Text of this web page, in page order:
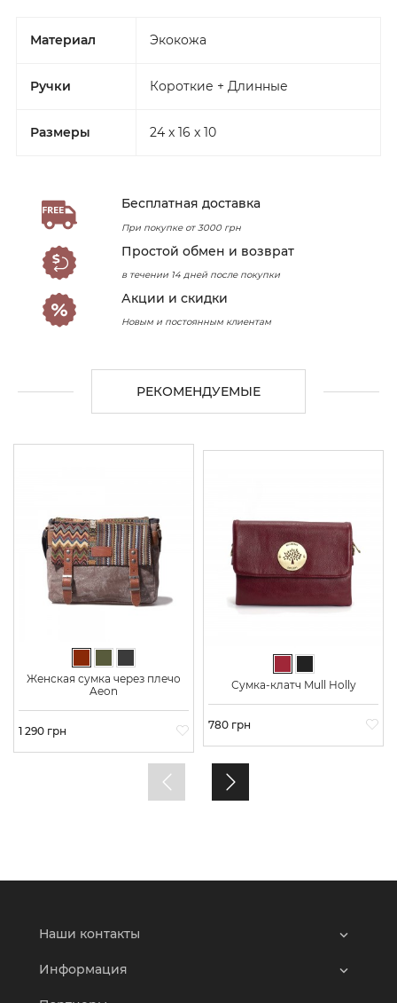
Материал Экокожа
Ручки Короткие + Длинные
Размеры 24 x 16 x 10
Бесплатная доставка
При покупке от 3000 грн
Простой обмен и возврат
в течении 14 дней после покупки
Акции и скидки
Новым и постоянным клиентам
РЕКОМЕНДУЕМЫЕ
Женская сумка через плечо
Aeon
Цена
1 290 грн
Сумка-клатч Mull Holly
Цена
780 грн
Наши контакты
Информация